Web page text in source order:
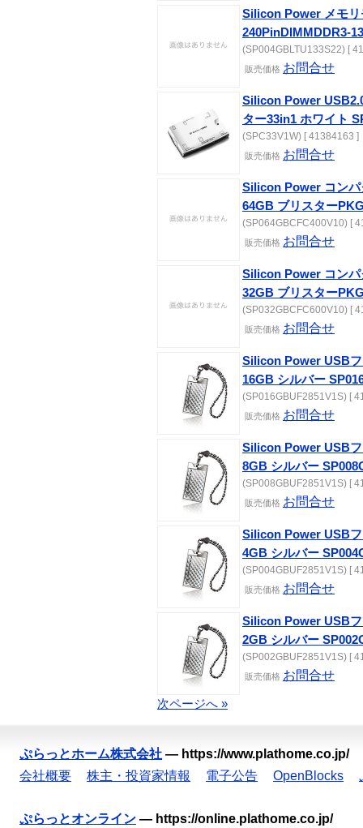
Silicon Power メモリ
240PinDIMMDDR3-
(SP004GBLTU133S22) [
販売価格 お問合せ
Silicon Power
ター33in1 ホワイト
(SPC33V1W) [ 41384163 ]
販売価格 お問合せ
Silicon Power コンパ
64GB ブリスター
(SP064GBCFC400V10) [
販売価格 お問合せ
Silicon Power コンパ
32GB ブリスター
(SP032GBCFC600V10) [
販売価格 お問合せ
Silicon Power USB
16GB シルバー
(SP016GBUF2851V1S) [
販売価格 お問合せ
Silicon Power USB
8GB シルバー
(SP008GBUF2851V1S) [
販売価格 お問合せ
Silicon Power USB
4GB シルバー
(SP004GBUF2851V1S) [
販売価格 お問合せ
Silicon Power USB
2GB シルバー
(SP002GBUF2851V1S) [
販売価格 お問合せ
次ページへ »
ぷらっとホーム株式会社 — https://www.plathome.co.jp/
会社概要
株主・投資家情報 電子公告 OpenBlocks
ぷらっとオンライン — https://online.plathome.co.jp/